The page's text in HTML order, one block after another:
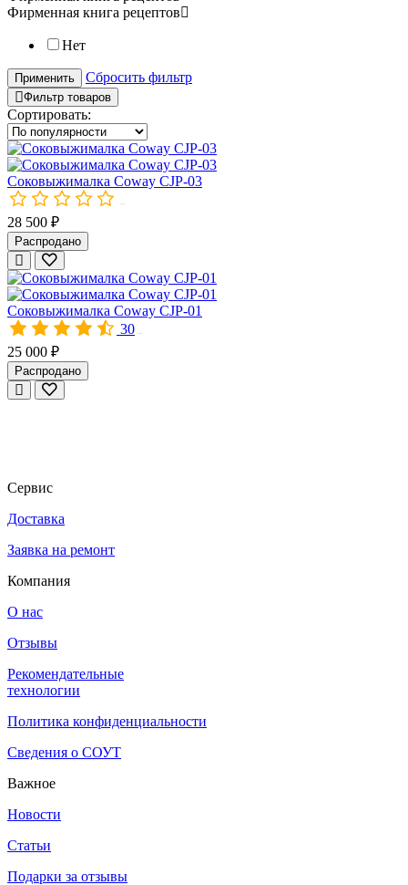
Фирменная книга рецептов
Нет
Применить Сбросить фильтр
Фильтр товаров
Сортировать:
Соковыжималка Coway CJP-03
28 500 ₽
Распродано
Соковыжималка Coway CJP-01
30
25 000 ₽
Распродано
Сервис
Доставка
Заявка на ремонт
Компания
О нас
Отзывы
Рекомендательные
технологии
Политика конфиденциальности
Сведения о СОУТ
Важное
Новости
Статьи
Подарки за отзывы